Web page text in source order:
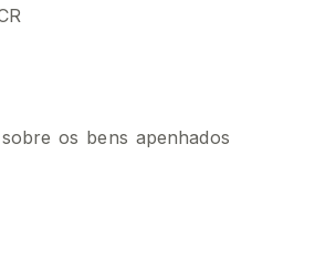
os bens apenhados